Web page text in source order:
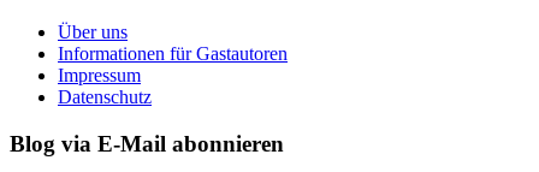
Über uns
Informationen für Gastautoren
Impressum
Datenschutz
Blog via E-Mail abonnieren